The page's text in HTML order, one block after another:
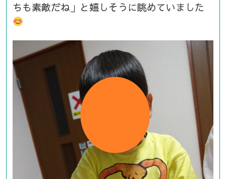
ちも素敵だね」と嬉しそうに眺めていました